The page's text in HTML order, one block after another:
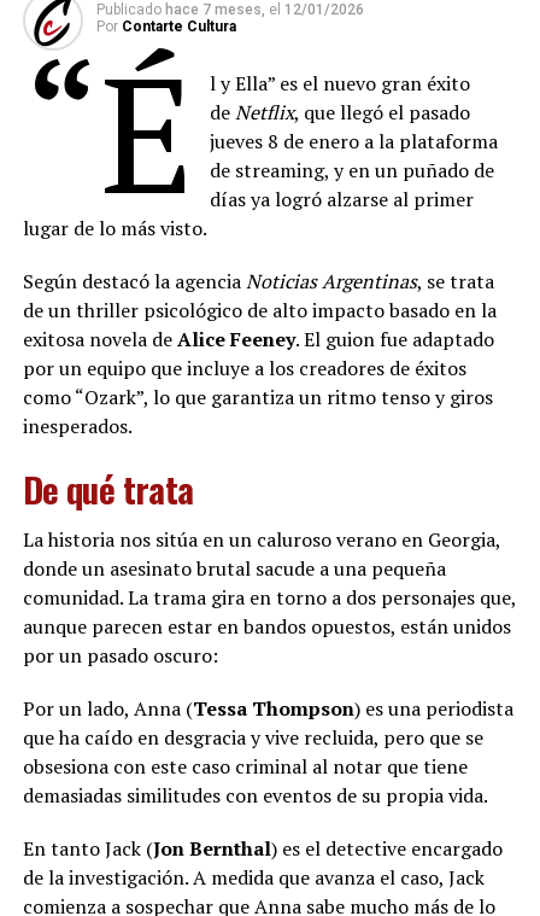
Publicado hace 7 meses, el 12/01/2026
Por Contarte Cultura
“É
l y Ella” es el nuevo gran éxito
deNetflix, que llegó el pasado
jueves 8 de enero a la plataforma
de streaming, y en un puñado de
días ya logró alzarse al primer
lugar de lo más visto.
Según destacó la agenciaNoticias Argentinas, se trata
de un thriller psicológico de alto impacto basado en la
exitosa novela deAlice Feeney. El guion fue adaptado
por un equipo que incluye a los creadores de éxitos
como “Ozark”, lo que garantiza un ritmo tenso y giros
inesperados.
De qué trata
La historia nos sitúa en un caluroso verano en Georgia,
donde un asesinato brutal sacude a una pequeña
comunidad. La trama gira en torno a dos personajes que,
aunque parecen estar en bandos opuestos, están unidos
por un pasado oscuro:
Por un lado, Anna (Tessa Thompson) es una periodista
que ha caído en desgracia y vive recluida, pero que se
obsesiona con este caso criminal al notar que tiene
demasiadas similitudes con eventos de su propia vida.
En tanto Jack (Jon Bernthal) es el detective encargado
de la investigación. A medida que avanza el caso, Jack
comienza a sospechar que Anna sabe mucho más de lo